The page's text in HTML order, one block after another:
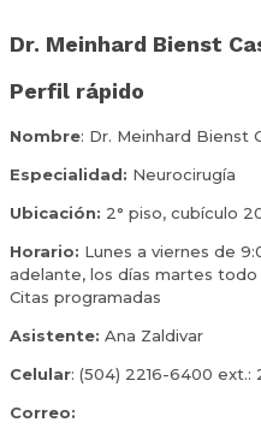
Dr. Meinhard Bienst
Perfil rápido
Nombre: Dr. Meinhard Bienst
Especialidad: Neurocirugía
Ubicación: 2° piso, cubículo
Horario: Lunes a viernes de
adelante, los días martes
Citas programadas
Asistente: Ana Zaldivar
Celular: (504) 2216-6400 ext.:
Correo: